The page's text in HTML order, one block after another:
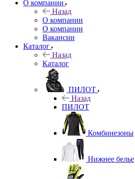
О компании
Назад
О компании
О компании
Вакансии
Каталог
Назад
Каталог
ПИЛОТ
Назад
ПИЛОТ
Комбинезоны
Нижнее белье